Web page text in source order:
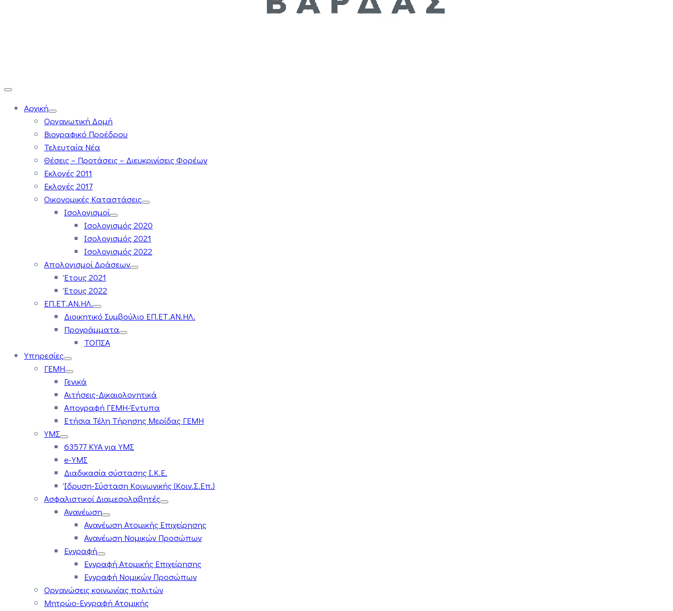
Αρχική
Οργανωτική Δομή
Βιογραφικό Προέδρου
Τελευταία Νέα
Θέσεις – Προτάσεις – Διευκρινίσεις Φορέων
Εκλογές 2011
Εκλογές 2017
Οικονομικές Καταστάσεις
Ισολογισμοί
Ισολογισμός 2020
Ισολογισμός 2021
Ισολογισμός 2022
Απολογισμοί Δράσεων
Έτους 2021
Έτους 2022
ΕΠ.ΕΤ.ΑΝ.ΗΛ.
Διοικητικό Συμβούλιο ΕΠ.ΕΤ.ΑΝ.ΗΛ.
Προγράμματα
ΤΟΠΣΑ
Υπηρεσίες
ΓΕΜΗ
Γενικά
Αιτήσεις-Δικαιολογητικά
Απογραφή ΓΕΜΗ-Έντυπα
Ετήσια Τέλη Τήρησης Μερίδας ΓΕΜΗ
ΥΜΣ
63577 ΚΥΑ για ΥΜΣ
e-ΥΜΣ
Διαδικασία σύστασης Ι.Κ.Ε.
Ίδρυση-Σύσταση Κοινωνικής (Κοιν.Σ.Επ.)
Ασφαλιστικοί Διαμεσολαβητές
Ανανέωση
Ανανέωση Ατομικής Επιχείρησης
Ανανέωση Νομικών Προσώπων
Εγγραφή
Εγγραφή Ατομικής Επιχείρησης
Εγγραφή Νομικών Προσώπων
Οργανώσεις κοινωνίας πολιτών
Μητρώο-Εγγραφή Ατομικής